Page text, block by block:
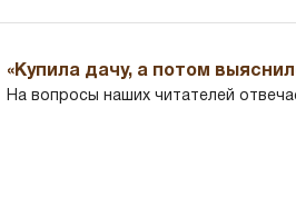
«Купила дачу, а потом
На вопросы наших читателей